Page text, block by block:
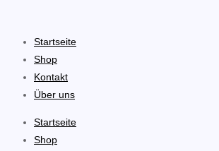
springen
Startseite
Shop
Kontakt
Über uns
Startseite
Shop